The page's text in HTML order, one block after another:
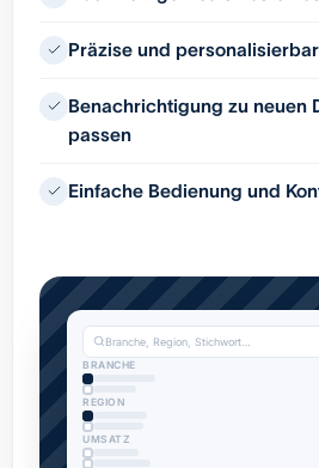
Präzise und
Benachrichtigung zu neuen
passen
Einfache Bedienung und
Branche, Region, Stichwort…
BRANCHE
REGION
UMSATZ